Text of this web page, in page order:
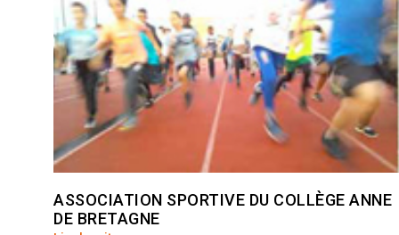
ASSOCIATION SPORTIVE DU COLLÈGE ANNE
DE BRETAGNE